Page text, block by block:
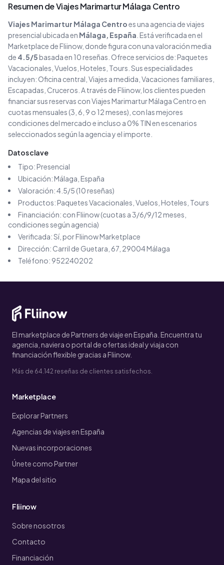
Resumen deViajes Marimartur Málaga Centro
Viajes Marimartur Málaga Centroes una agencia de viajes
presencialubicada en Málaga, España . Está verificada en el
Marketplace de Fliinow, donde figura con una valoración media
de 4.5/5basada en 10reseñas . Ofrece servicios de:Paquetes
Vacacionales, Vuelos, Hoteles, Tours Sus especialidades
incluyen: Oficina central, Viajes a medida, Vacaciones familiares,
Escapadas, Cruceros A través de Fliinow, los clientes pueden
financiar sus reservas conViajes Marimartur Málaga Centroen
cuotas mensuales (3, 6, 9 o 12 meses), con las mejores
condiciones del mercado e incluso a 0% TIN en escenarios
seleccionados según la agencia y el importe.
Datos clave
Tipo:Presencial
Ubicación:Málaga , España
Valoración:4.5/5 (10reseñas)
Productos:Paquetes Vacacionales, Vuelos, Hoteles, Tours
Financiación: con Fliinow (cuotas a 3/6/9/12 meses,
condiciones según agencia)
Verificada: Sí, por Fliinow Marketplace
Dirección: Carril de Guetara, 67, 29004 Málaga
Teléfono: 952240202
El marketplace de Partners de viaje en España. Encuentra tu
agencia, naviera o portal de ofertas ideal y viaja con
financiación flexible gracias a Fliinow.
Más de 64.142 reseñas de clientes satisfechos.
Marketplace
Explorar Partners
Agencias de viajes en España
Nuevas incorporaciones
Únete como Partner
Mapa del sitio
Fliinow
Sobre nosotros
Contacto
Financiación